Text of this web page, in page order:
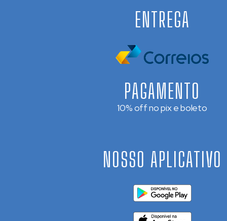
PAGAMENTO
10% off no pix e boleto
ENTREGA
NOSSO APLICATIVO